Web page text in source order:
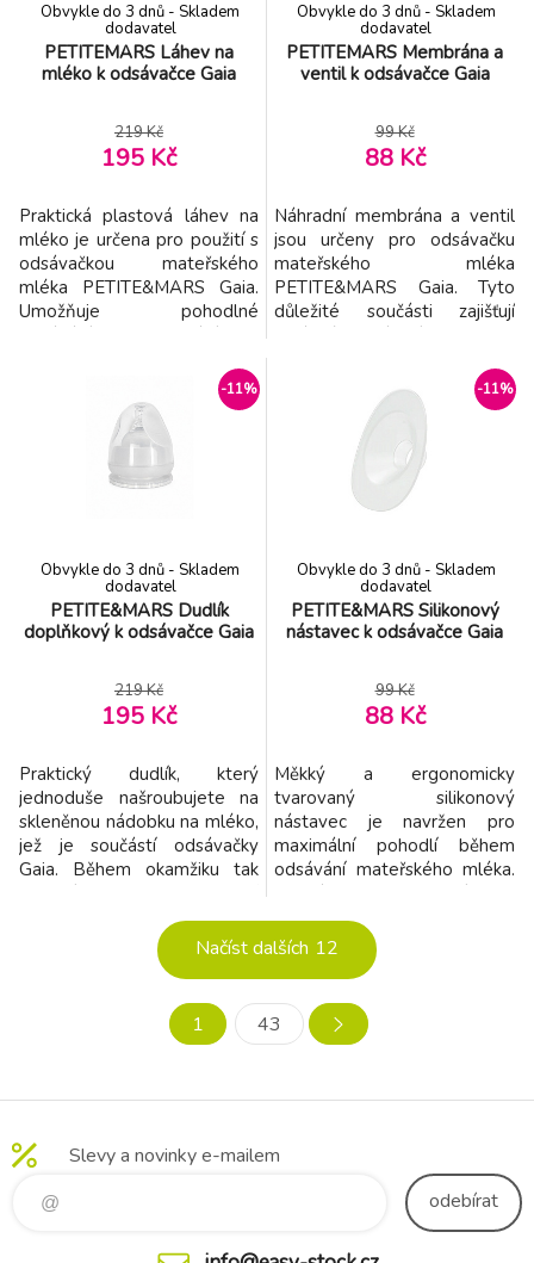
PETITEMARS Láhev na
mléko k odsávačce Gaia
Obvykle do 3 dnů - Skladem
dodavatel
219 Kč
195 Kč
Praktická plastová láhev na
mléko je určena pro použití s
odsávačkou mateřského
mléka PETITE&MARS Gaia.
Umožňuje pohodlné
v jedné nádobě bez nutnosti
přelévání, čímž pomáhá
minimalizovat ztráty cenného
mateřského mléka. Láhev je
vyrobena z kvalitního a
PETITEMARS Membrána a
ventil k odsávačce Gaia
Obvykle do 3 dnů - Skladem
dodavatel
99 Kč
88 Kč
Náhradní membrána a ventil
jsou určeny pro odsávačku
mateřského mléka
PETITE&MARS Gaia. Tyto
důležité součásti zajišťují
čímž přispívají k efektivnímu a
pohodlnému odsávání.
Pravidelná výměna
opotřebovaných dílů pomáhá
zachovat optimální výkon
odsávačky a zajišťuje její
-11%
PETITE&MARS Dudlík
doplňkový k odsávačce Gaia
Obvykle do 3 dnů - Skladem
dodavatel
219 Kč
195 Kč
Praktický dudlík, který
jednoduše našroubujete na
skleněnou nádobku na mléko,
jež je součástí odsávačky
Gaia. Během okamžiku tak
kojeneckou láhev
připravenou ke krmení
vašeho miminka. Bez
ztráty mléka – odsajte mléko
a podejte ho miminku přímo
-11%
PETITE&MARS Silikonový
nástavec k odsávačce Gaia
Obvykle do 3 dnů - Skladem
dodavatel
99 Kč
88 Kč
Měkký a ergonomicky
tvarovaný silikonový
nástavec je navržen pro
maximální pohodlí během
odsávání mateřského mléka.
přizpůsobí prsu, pomáhá
vytvořit optimální těsnění a
zvyšuje komfort při
odsávačky Gaia. Nástavec
podporuje efektivní odsávání
Načíst dalších 12
1 43
Slevy a novinky e-mailem
odebírat